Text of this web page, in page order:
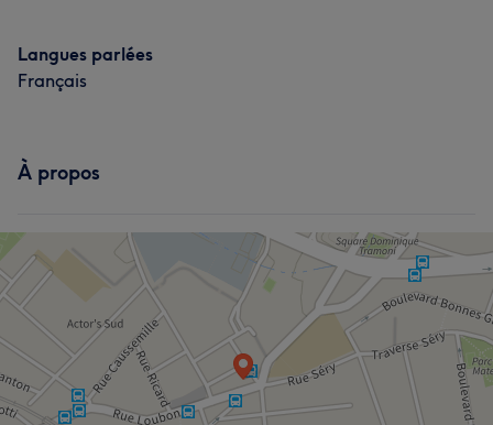
Langues parlées
Français
À propos